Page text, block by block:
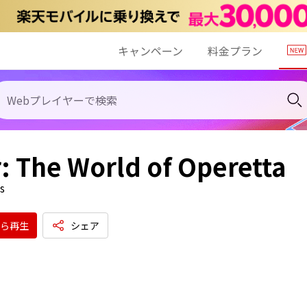
キャンペーン 料金プラン
The World of Operetta
再生 シェア